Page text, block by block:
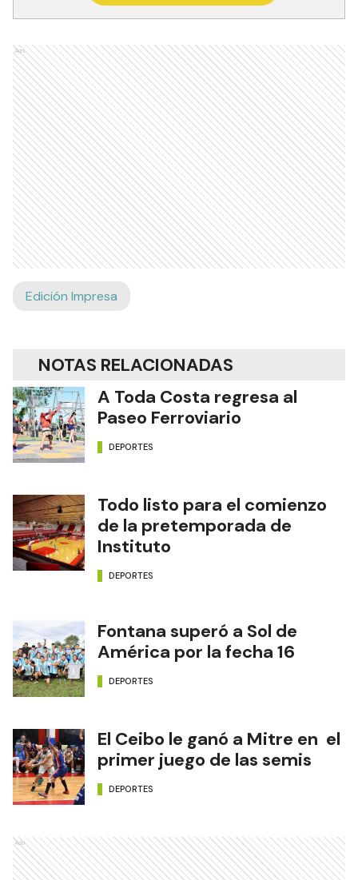
Ads
Edición Impresa
NOTAS RELACIONADAS
A Toda Costa regresa al
Paseo Ferroviario
DEPORTES
Todo listo para el comienzo
de la pretemporada de
Instituto
DEPORTES
Fontana superó a Sol de
América por la fecha 16
DEPORTES
El Ceibo le ganó a Mitre en el
primer juego de las semis
DEPORTES
Ads